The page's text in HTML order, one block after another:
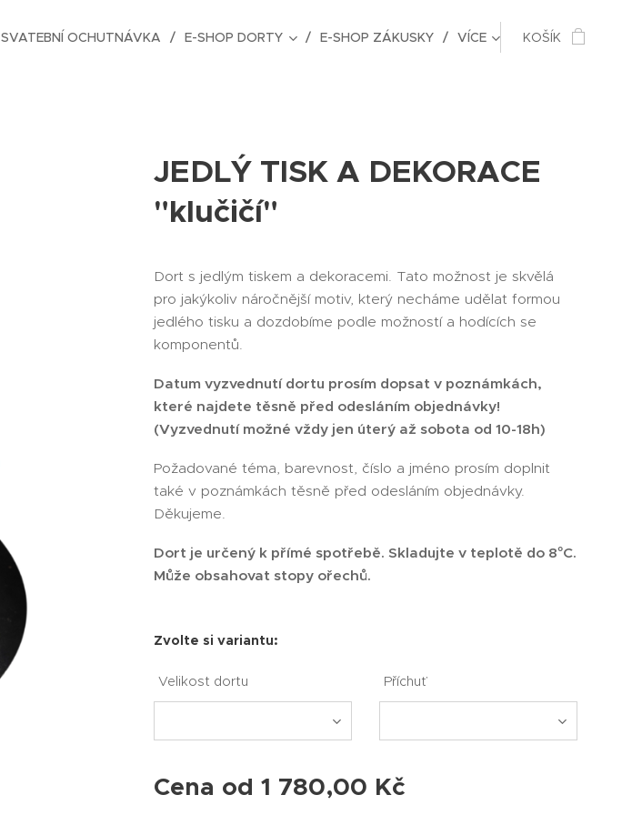
SVATEBNÍ OCHUTNÁVKA E-SHOP DORTY E-SHOP ZÁKUSKY VÍCE KOŠÍK
JEDLÝ TISK A DEKORACE
"klučičí"
Dort s jedlým tiskem a dekoracemi. Tato možnost je skvělá
pro jakýkoliv náročnější motiv, který necháme udělat formou
jedlého tisku a dozdobíme podle možností a hodících se
komponentů.
Datum vyzvednutí dortu prosím dopsat v poznámkách,
které najdete těsně před odesláním objednávky!
(Vyzvednutí možné vždy jen úterý až sobota od 10-18h)
Požadované téma, barevnost, číslo a jméno prosím doplnit
také v poznámkách těsně před odesláním objednávky.
Děkujeme.
Dort je určený k přímé spotřebě. Skladujte v teplotě do 8°C.
Může obsahovat stopy ořechů.
Zvolte si variantu:
Velikost dortu Příchuť
Cena od1 780,00 Kč